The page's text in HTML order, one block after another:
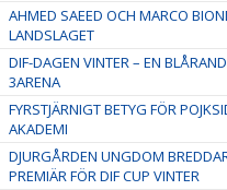
AHMED SAEED OCH MARCO
LANDSLAGET
DIF-DAGEN VINTER – EN
3ARENA
FYRSTJÄRNIGT BETYG FÖR
AKADEMI
DJURGÅRDEN UNGDOM
PREMIÄR FÖR DIF CUP VINTER